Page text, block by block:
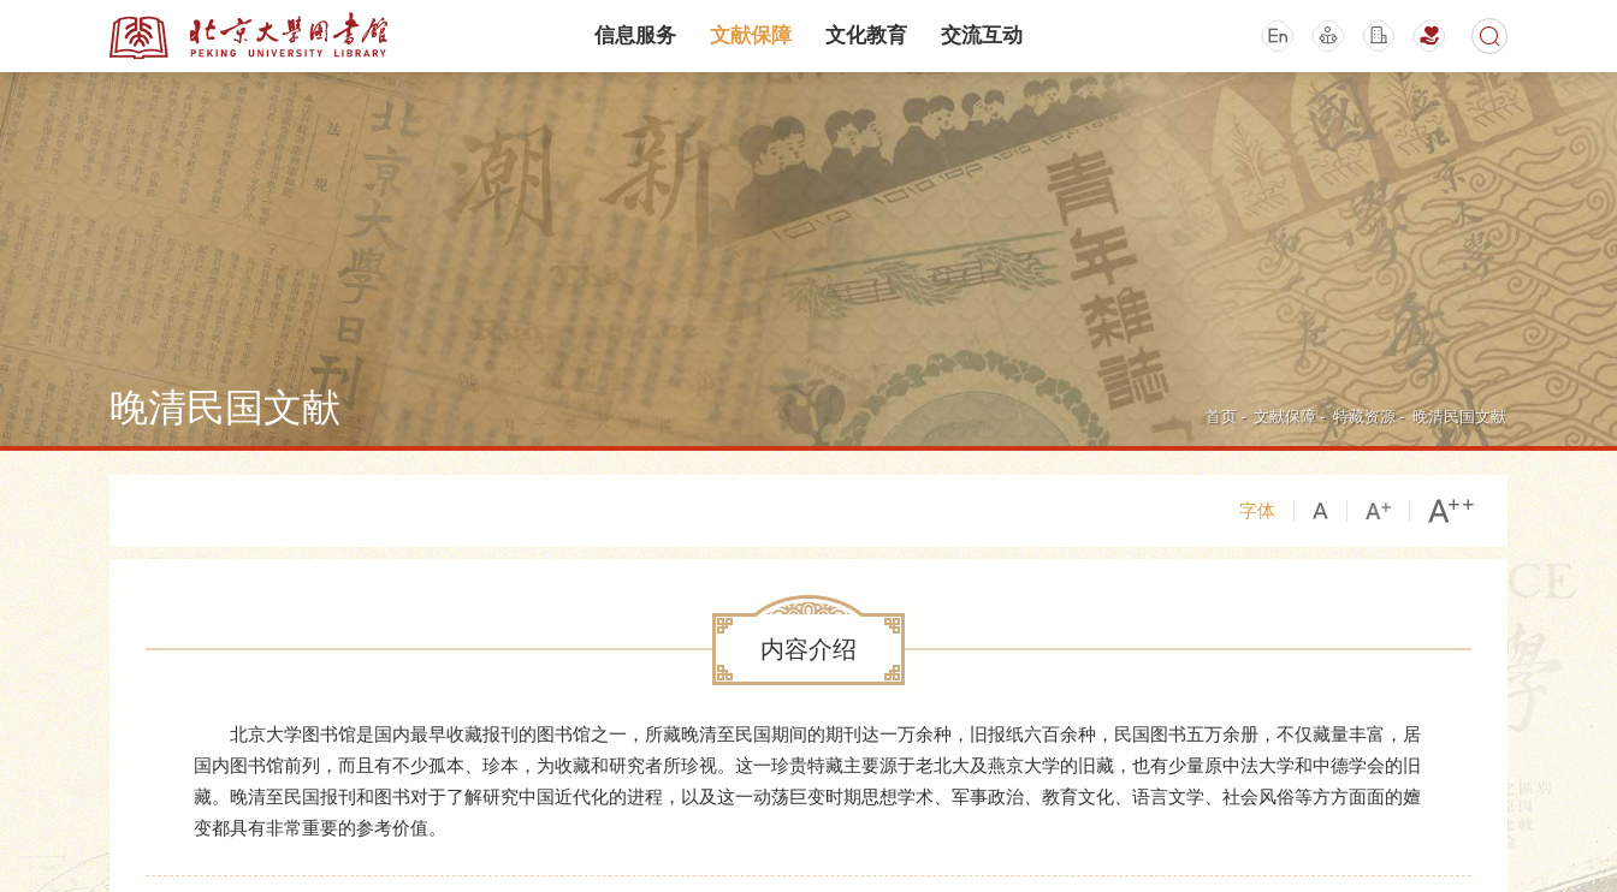
全部资源
数据库 电子图书和电子期刊
机构知识库 新书通报 专利数据 活动讲座
站内搜索
信息服务 文献保障 文化教育 交流互动
首页 - 文献保障 - 特藏资源 - 晚清民国文献
晚清民国文献
字体
内容介绍
北京大学图书馆是国内最早收藏报刊的图书馆之一，所藏晚清至民国期间的期刊达一万余种，旧报纸六百余种，民国图书五万余册，不仅藏量丰富，居
国内图书馆前列，而且有不少孤本、珍本，为收藏和研究者所珍视。这一珍贵特藏主要源于老北大及燕京大学的旧藏，也有少量原中法大学和中德学会的旧
藏。晚清至民国报刊和图书对于了解研究中国近代化的进程，以及这一动荡巨变时期思想学术、军事政治、教育文化、语言文学、社会风俗等方方面面的嬗
变都具有非常重要的参考价值。